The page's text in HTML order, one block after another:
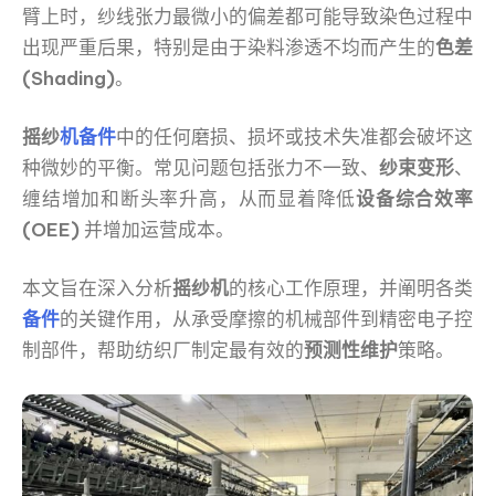
臂上时，纱线张力最微小的偏差都可能导致染色过程中
出现严重后果，特别是由于染料渗透不均而产生的色差
(Shading)。
摇纱机备件中的任何磨损、损坏或技术失准都会破坏这
种微妙的平衡。常见问题包括张力不一致、 纱束变形、
缠结增加和断头率升高，从而显着降低设备综合效率
(OEE) 并增加运营成本。
本文旨在深入分析摇纱机的核心工作原理，并阐明各类
备件的关键作用，从承受摩擦的机械部件到精密电子控
制部件，帮助纺织厂制定最有效的预测性维护策略。